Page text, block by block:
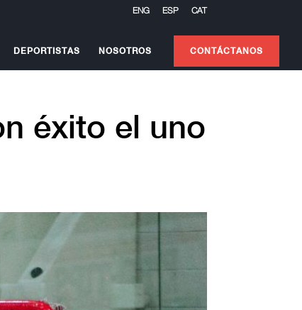
ENG ESP CAT
DEPORTISTAS NOSOTROS CONTÁCTANOS
éxito el uno